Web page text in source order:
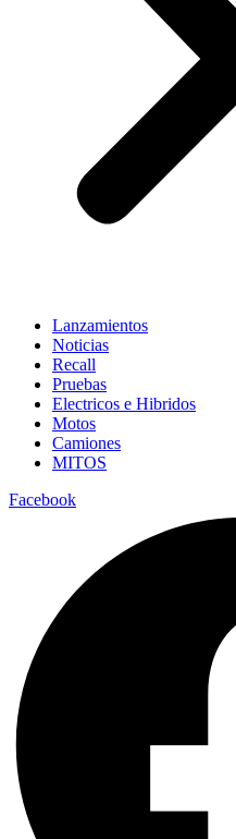
Lanzamientos
Noticias
Recall
Pruebas
Electricos e Hibridos
Motos
Camiones
MITOS
Facebook